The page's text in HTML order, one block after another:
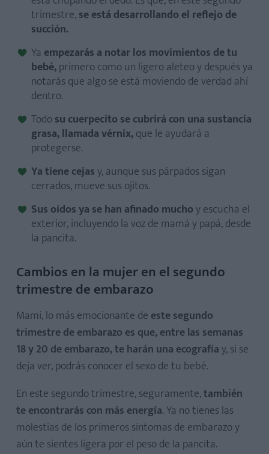
trimestre,se está desarrollando el reflejo de
succión.
Ya empezarás a notar los movimientos de tu
bebé,primero como un ligero aleteo y después ya
notarás que algo se está moviendo de verdad ahí
dentro.
Todosu cuerpecito se cubrirá con una sustancia
grasa, llamada vérnix,que le ayudará a
protegerse.
Ya tiene cejasy, aunque sus párpados sigan
cerrados, mueve sus ojitos.
Sus oídos ya se han afinado muchoy escucha el
exterior, incluyendo la voz de mamá y papá, desde
la pancita.
Cambios en la mujer en el segundo
trimestre de embarazo
Mami, lo más emocionante de este segundo
trimestre de embarazo es que, entre las semanas
18 y 20 de embarazo, te harán una ecografíay, si se
deja ver, podrás conocer el sexo de tu bebé.
En este segundo trimestre, seguramente,también
te encontrarás con más energía. Ya no tienes las
molestias de los primeros síntomas de embarazo y
aún te sientes ligera por el peso de la pancita.